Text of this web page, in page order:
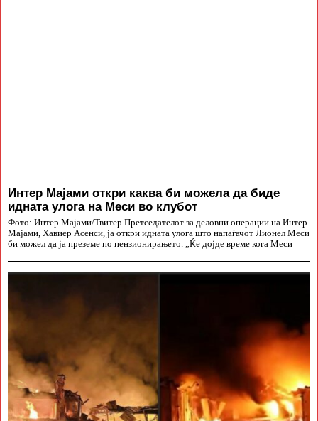
Интер Мајами откри каква би можела да биде
идната улога на Меси во клубот
Фото: Интер Мајами/Твитер Претседателот за деловни операции на Интер
Мајами, Хавиер Асенси, ја откри идната улога што напаѓачот Лионел Меси
би можел да ја преземе по пензионирањето. „Ќе дојде време кога Меси